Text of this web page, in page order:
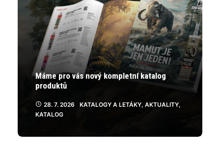
Máme pro vás nový kompletní katalog
produktů
28. 7. 2026 KATALOGY A LETÁKY, AKTUALITY,
KATALOG